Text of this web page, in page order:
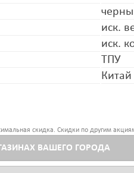
иск.
иск.
ТПУ
Китай
скидка. Скидки по другим
ВАШЕГО ГОРОДА